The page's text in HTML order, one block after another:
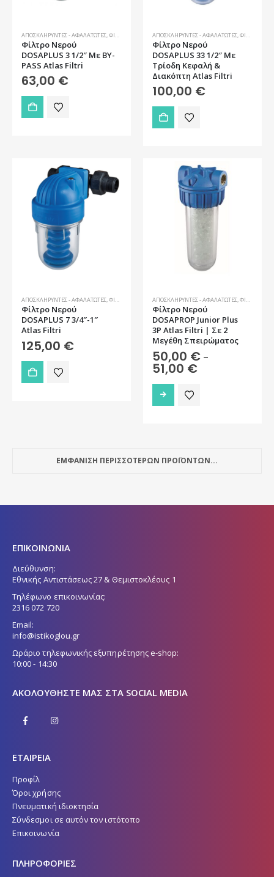
προϊόντος
ΑΠΟΣΚΛΗΡΥΝΤΈΣ - ΑΦΑΛΑΤΩΤΈΣ,ΦΊΛΤΡΑ ΝΕΡΟΎ
Φίλτρo Νερού
DOSAPLUS 3 1/2″ Με BY-
PASS Atlas Filtri
63,00 €
ΑΠΟΣΚΛΗΡΥΝΤΈΣ - ΑΦΑΛΑΤΩΤΈΣ,ΦΊΛΤΡΑ ΝΕΡΟΎ
Φίλτρo Νερού
DOSAPLUS 33 1/2″ Με
Τρίοδη Κεφαλή &
Διακόπτη Atlas Filtri
100,00 €
ΑΠΟΣΚΛΗΡΥΝΤΈΣ - ΑΦΑΛΑΤΩΤΈΣ,ΦΊΛΤΡΑ ΝΕΡΟΎ
Φίλτρo Νερού
DOSAPLUS 7 3/4″-1″
Atlas Filtri
125,00 €
ΑΠΟΣΚΛΗΡΥΝΤΈΣ - ΑΦΑΛΑΤΩΤΈΣ,ΦΊΛΤΡΑ ΝΕΡΟΎ
Φίλτρo Νερού
DOSAPROP Junior Plus
3P Atlas Filtri | Σε 2
Μεγέθη Σπειρώματος
50,00 € –
51,00 €Price
Αυτό
παραλλαγές.
προϊόντος
ΕΜΦΑΝΙΣΗ ΠΕΡΙΣΣΟΤΕΡΩΝ ΠΡΟΪΟΝΤΩΝ...
ΕΠΙΚΟΙΝΩΝΙΑ
Διεύθυνση:
Εθνικής Αντιστάσεως 27 & Θεμιστοκλέους 1
Τηλέφωνο επικοινωνίας:
2316 072 720
Email:
info@istikoglou.gr
Ωράριο τηλεφωνικής εξυπηρέτησης e-shop:
10:00 - 14:30
ΑΚΟΛΟΥΘΉΣΤΕ ΜΑΣ ΣΤΑ SOCIAL MEDIA
ΕΤΑΙΡΕΙΑ
Προφίλ
Όροι χρήσης
Πνευματική ιδιοκτησία
Σύνδεσμοι σε αυτόν τον ιστότοπο
Επικοινωνία
ΠΛΗΡΟΦΟΡΙΕΣ